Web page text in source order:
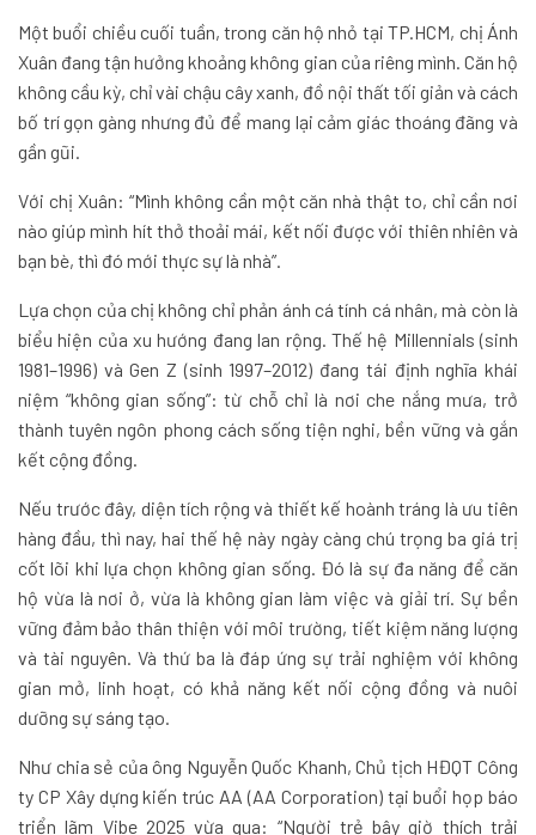
Một buổi chiều cuối tuần, trong căn hộ nhỏ tại TP.HCM, chị Ánh
Xuân đang tận hưởng khoảng không gian của riêng mình. Căn hộ
không cầu kỳ, chỉ vài chậu cây xanh, đồ nội thất tối giản và cách
bố trí gọn gàng nhưng đủ để mang lại cảm giác thoáng đãng và
gần gũi.
Với chị Xuân: “Mình không cần một căn nhà thật to, chỉ cần nơi
nào giúp mình hít thở thoải mái, kết nối được với thiên nhiên và
bạn bè, thì đó mới thực sự là nhà”.
Lựa chọn của chị không chỉ phản ánh cá tính cá nhân, mà còn là
biểu hiện của xu hướng đang lan rộng. Thế hệ Millennials (sinh
1981–1996) và Gen Z (sinh 1997–2012) đang tái định nghĩa khái
niệm “không gian sống”: từ chỗ chỉ là nơi che nắng mưa, trở
thành tuyên ngôn phong cách sống tiện nghi, bền vững và gắn
kết cộng đồng.
Nếu trước đây, diện tích rộng và thiết kế hoành tráng là ưu tiên
hàng đầu, thì nay, hai thế hệ này ngày càng chú trọng ba giá trị
cốt lõi khi lựa chọn không gian sống. Đó là sự đa năng để căn
hộ vừa là nơi ở, vừa là không gian làm việc và giải trí. Sự bền
vững đảm bảo thân thiện với môi trường, tiết kiệm năng lượng
và tài nguyên. Và thứ ba là đáp ứng sự trải nghiệm với không
gian mở, linh hoạt, có khả năng kết nối cộng đồng và nuôi
dưỡng sự sáng tạo.
Như chia sẻ của ông Nguyễn Quốc Khanh, Chủ tịch HĐQT Công
ty CP Xây dựng kiến trúc AA (AA Corporation) tại buổi họp báo
triển lãm Vibe 2025 vừa qua: “Người trẻ bây giờ thích trải